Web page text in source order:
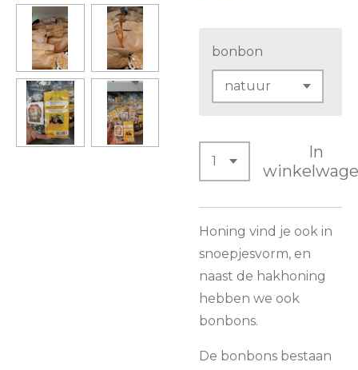
bonbon
In
Honing vind je ook in
snoepjesvorm, en
naast de hakhoning
hebben we ook
bonbons.
De bonbons bestaan